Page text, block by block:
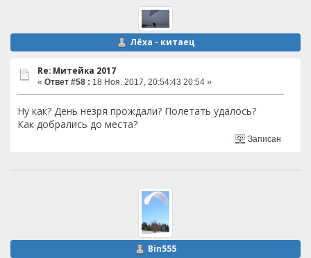
Лёха - китаец
Re: Митейка 2017
« Ответ #58 : 18 Ноя. 2017, 20:54:43 20:54 »
Ну как? День незря прождали? Полетать удалось?
Как добрались до места?
Записан
Bin555